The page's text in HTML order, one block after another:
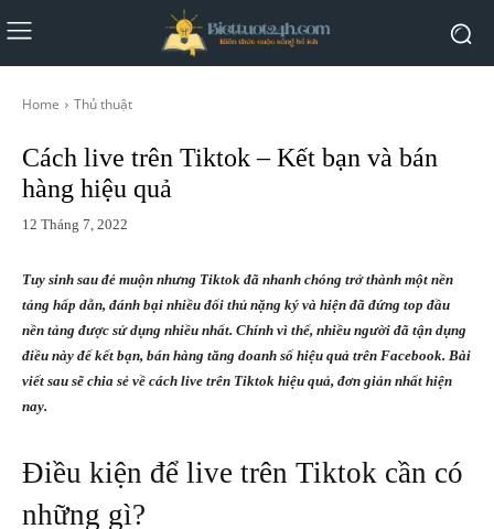
Home Thủ thuật
Cách live trên Tiktok – Kết bạn và bán
hàng hiệu quả
12 Tháng 7, 2022
Tuy sinh sau đẻ muộn nhưng Tiktok đã nhanh chóng trở thành một nền
tảng hấp dẫn, đánh bại nhiều đối thủ nặng ký và hiện đã đứng top đầu
nền tảng được sử dụng nhiều nhất. Chính vì thế, nhiều người đã tận dụng
điều này để kết bạn, bán hàng tăng doanh số hiệu quả trên Facebook. Bài
viết sau sẽ chia sẻ về cách live trên Tiktok hiệu quả, đơn giản nhất hiện
nay.
Điều kiện để live trên Tiktok cần có
những gì?